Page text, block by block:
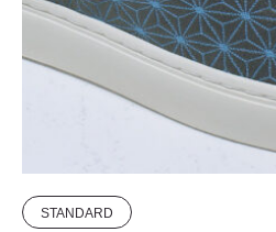
STANDARD